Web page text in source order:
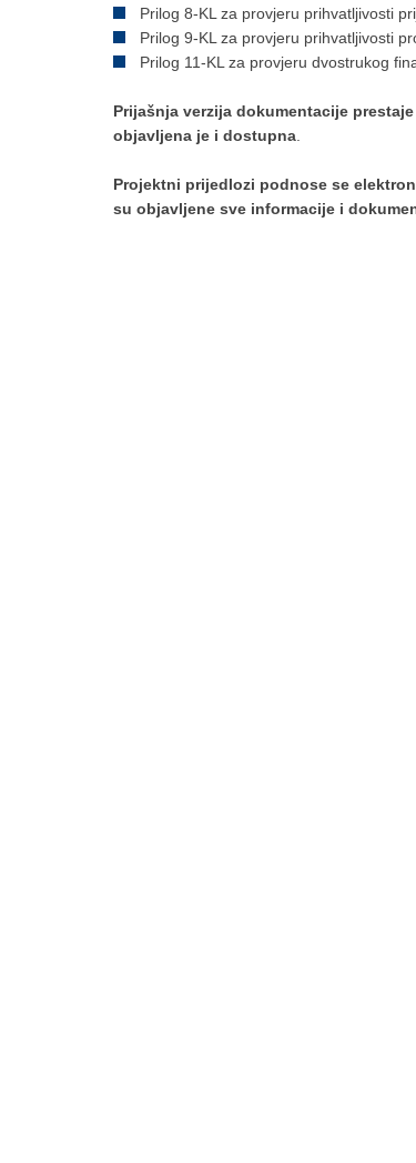
Prilog 8-KL za provjeru prihvatljivosti
Prilog 9-KL za provjeru prihvatljivosti
Prilog 11-KL za provjeru dvostrukog
Prijašnja verzija dokumentacije
objavljena je i dostupna
Projektni prijedlozi podnose se
su objavljene sve informacije i